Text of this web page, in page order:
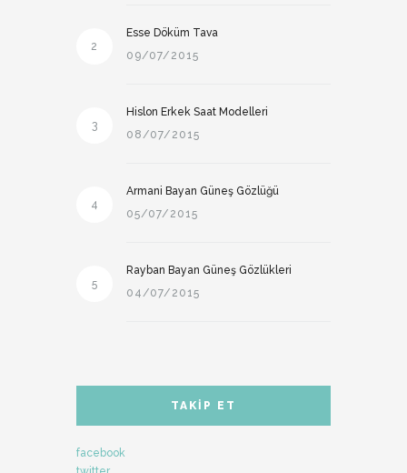
2
Esse Döküm Tava
09/07/2015
3
Hislon Erkek Saat Modelleri
08/07/2015
4
Armani Bayan Güneş Gözlüğü
05/07/2015
5
Rayban Bayan Güneş Gözlükleri
04/07/2015
TAKIP ET
facebook